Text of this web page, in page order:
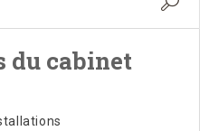
du cabinet